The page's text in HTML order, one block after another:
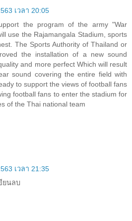
เวลา 20:05
the program of the army "War
use the Rajamangala Stadium, sports
The Sports Authority of Thailand or
the installation of a new sound
and more perfect Which will result
sound covering the entire field with
to support the views of football fans
football fans to enter the stadium for
of the Thai national team
เวลา 21:35
ยนลบ